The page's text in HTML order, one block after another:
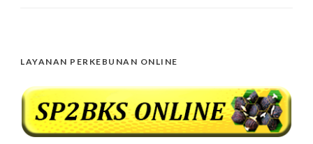
LAYANAN PERKEBUNAN ONLINE